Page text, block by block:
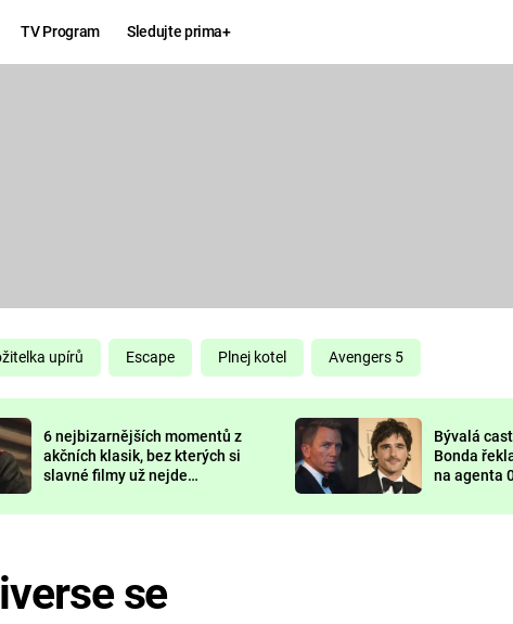
TV Program Sledujte prima+
KOMEDIE
CHUCK
NORRIS
DEADPOOL
upírů Escape Plnej kotel Avengers 5
6 nejbizarnějších momentů z
akčních klasik, bez kterých si
slavné filmy už nejde
Bývalá
Bonda
na agenta
se